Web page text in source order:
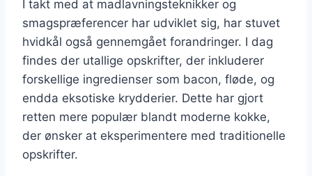
I takt med at madlavningsteknikker og
smagspræferencer har udviklet sig, har stuvet
hvidkål også gennemgået forandringer. I dag
findes der utallige opskrifter, der inkluderer
forskellige ingredienser som bacon, fløde, og
endda eksotiske krydderier. Dette har gjort
retten mere populær blandt moderne kokke,
der ønsker at eksperimentere med traditionelle
opskrifter.